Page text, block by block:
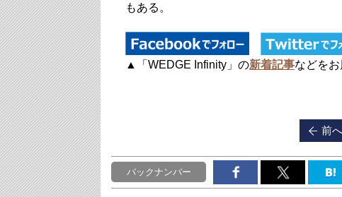
もある。
▲「WEDGE Infinity」の新着記事などをお
前へ
バックナンバー